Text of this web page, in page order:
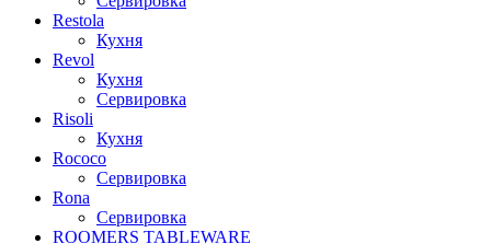
Restola
Кухня
Revol
Кухня
Сервировка
Risoli
Кухня
Rococo
Сервировка
Rona
Сервировка
ROOMERS TABLEWARE